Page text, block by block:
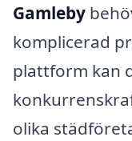
Gamleby
komplicerad
plattform kan
olika